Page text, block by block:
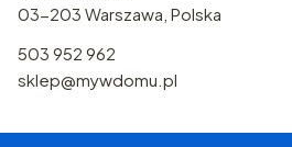
03-203 Warszawa, Polska
503 952 962
sklep@mywdomu.pl